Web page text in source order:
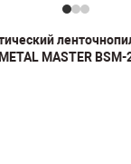
MASTER BSM-